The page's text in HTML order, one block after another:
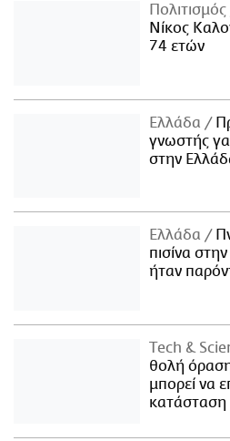
Πολιτισμός
Νίκος
74 ετών
Ελλάδα
γνωστής
στην
Ελλάδα
πισίνα
ήταν
Τech &
θολή
μπορεί να
κατάσταση